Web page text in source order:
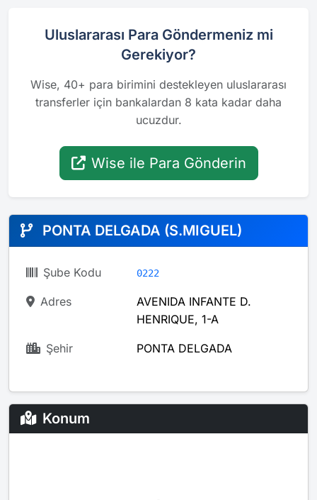
Uluslararası Para Göndermeniz mi
Gerekiyor?
Wise, 40+ para birimini destekleyen uluslararası
transferler için bankalardan 8 kata kadar daha
ucuzdur.
Wise ile Para Gönderin
PONTA DELGADA (S.MIGUEL)
Şube Kodu 0222
Adres
AVENIDA INFANTE D.
HENRIQUE, 1-A
Şehir PONTA DELGADA
Konum